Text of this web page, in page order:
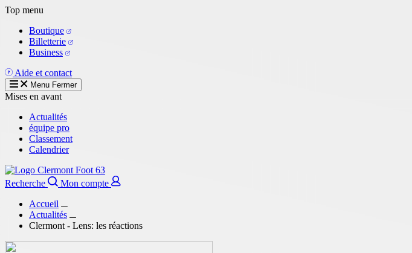
Aller
contenu
principal
Top menu
Boutique
Billetterie
Business
Aide et contact
Menu Fermer
Mises en avant
Actualités
équipe pro
Classement
Calendrier
Recherche
Mon compte
Accueil
Actualités
Clermont - Lens: les réactions